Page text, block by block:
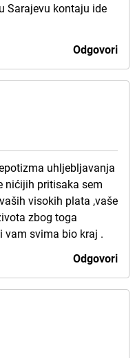
Sarajevu kontaju ide
Odgovori
uhljebljavanja
nićijih pritisaka sem
visokih plata ,vaše
zbog toga
vam svima bio kraj .
Odgovori